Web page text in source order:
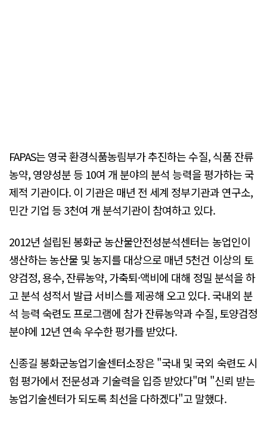
FAPAS는 영국 환경식품농림부가 추진하는 수질, 식품 잔류
농약, 영양성분 등 10여 개 분야의 분석 능력을 평가하는 국
제적 기관이다. 이 기관은 매년 전 세계 정부기관과 연구소,
민간 기업 등 3천여 개 분석기관이 참여하고 있다.
2012년 설립된 봉화군 농산물안전성분석센터는 농업인이
생산하는 농산물 및 농지를 대상으로 매년 5천건 이상의 토
양검정, 용수, 잔류농약, 가축퇴·액비에 대해 정밀 분석을 하
고 분석 성적서 발급 서비스를 제공해 오고 있다. 국내외 분
석 능력 숙련도 프로그램에 참가 잔류농약과 수질, 토양검정
분야에 12년 연속 우수한 평가를 받았다.
신종길 봉화군농업기술센터소장은 "국내 및 국외 숙련도 시
험 평가에서 전문성과 기술력을 입증 받았다"며 "신뢰 받는
농업기술센터가 되도록 최선을 다하겠다"고 말했다.